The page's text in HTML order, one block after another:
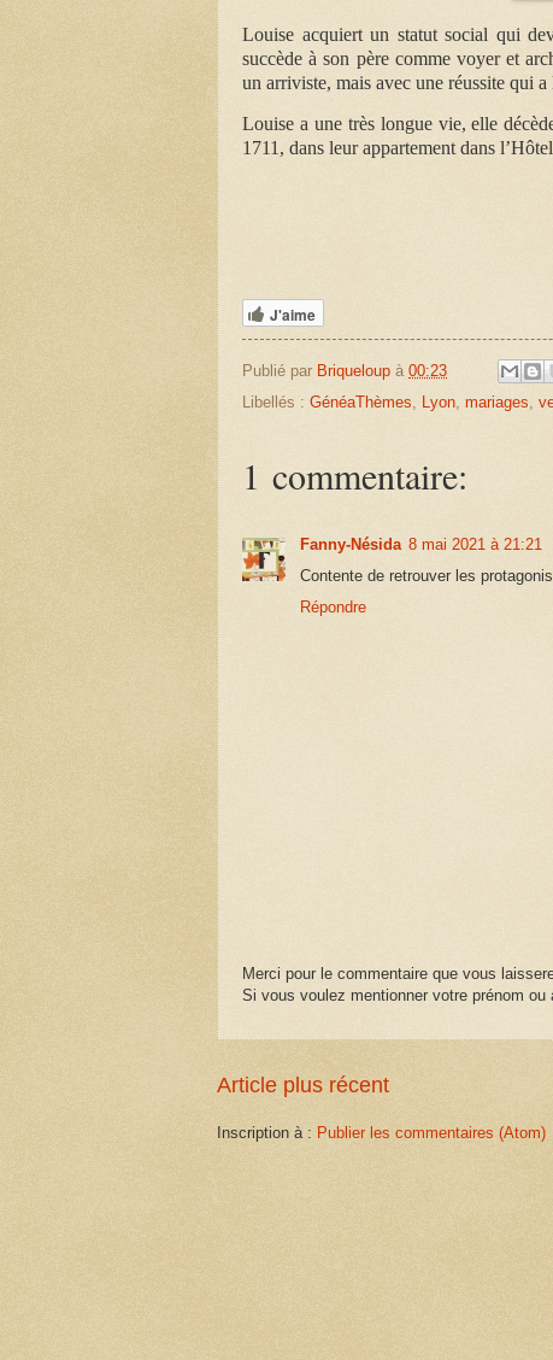
Louise acquiert un statut social qui
succède à son père comme voyer et
un arriviste, mais avec une réussite qui
Louise a une très longue vie, elle
1711, dans leur appartement dans
J'aime
Publié par Briqueloup à 00:23
Libellés : GénéaThèmes, Lyon, mariages,
1 commentaire:
Fanny-Nésida 8 mai 2021 à 21:21
Contente de retrouver les
Répondre
Merci pour le commentaire que vous
Si vous voulez mentionner votre prénom
Article plus récent
Inscription à : Publier les commentaires (Atom)